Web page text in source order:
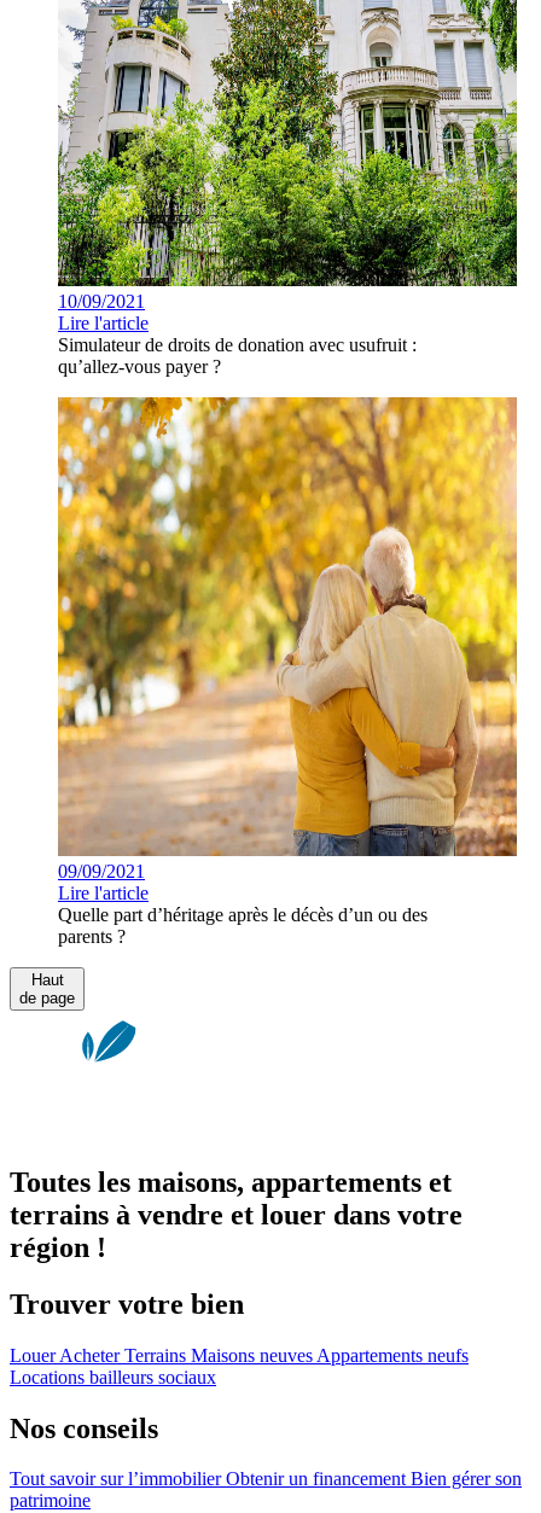
10/09/2021
Lire l'article
Simulateur de droits de donation avec usufruit :
qu’allez-vous payer ?
09/09/2021
Lire l'article
Quelle part d’héritage après le décès d’un ou des
parents ?
Haut
de page
Toutes les maisons, appartements et
terrains à vendre et louer dans votre
région !
Trouver votre bien
LouerAcheterTerrains Maisons neuves Appartements neufs
Locations bailleurs sociaux
Nos conseils
Tout savoir sur l’immobilierObtenir un financementBien gérer son
patrimoine